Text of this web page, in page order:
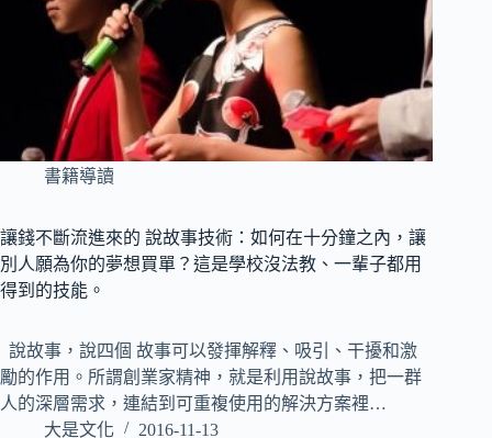
書籍導讀
讓錢不斷流進來的 說故事技術：如何在十分鐘之內，讓
別人願為你的夢想買單？這是學校沒法教、一輩子都用
得到的技能。
說故事，說四個 故事可以發揮解釋、吸引、干擾和激
勵的作用。所謂創業家精神，就是利用說故事，把一群
人的深層需求，連結到可重複使用的解決方案裡…
大是文化
2016-11-13